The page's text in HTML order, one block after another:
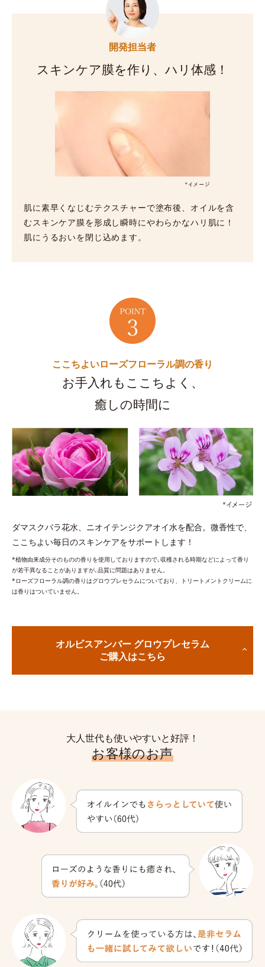
開発担当者
スキンケア膜を作り、ハリ体感！
肌に素早くなじむテクスチャーで塗布後、オイルを含
むスキンケア膜を形成し瞬時にやわらかなハリ肌に！
肌にうるおいを閉じ込めます。
ここちよいローズフローラル調の香り
お手入れもここちよく、
癒しの時間に
ダマスクバラ花水、ニオイテンジクアオイ水を配合。微香性で、
ここちよい毎日のスキンケアをサポートします！
*植物由来成分そのものの香りを使用しておりますので､収穫される時期などによって香り
が若干異なることがありますが､品質に問題はありません。
*ローズフローラル調の香りはグロウプレセラムについており、トリートメントクリームに
は香りはついていません。
オルビスアンバー グロウプレセラム
ご購入はこちら
大人世代も使いやすいと好評！
お客様のお声